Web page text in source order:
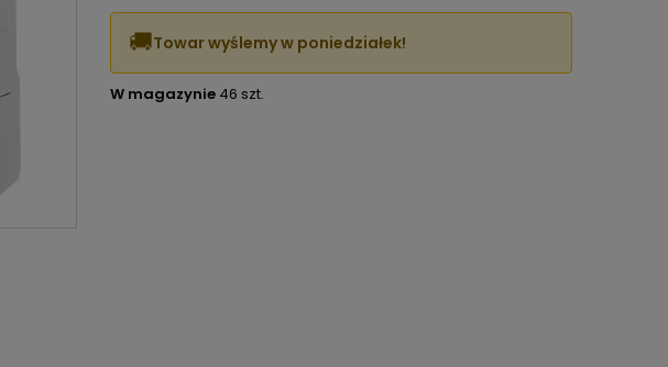
🚚Towar wyślemy w poniedziałek!
W magazynie 46 szt.